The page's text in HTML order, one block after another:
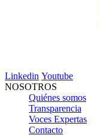
Linkedin Youtube
NOSOTROS
Quiénes somos
Transparencia
Voces Expertas
Contacto